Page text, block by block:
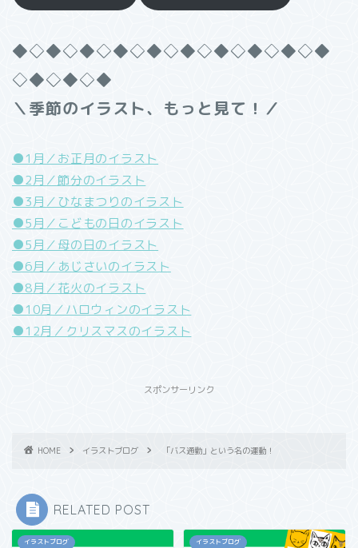
◆◇◆◇◆◇◆◇◆◇◆◇◆◇◆◇◆◇◆
◇◆◇◆◇◆
＼季節のイラスト、もっと見て！／
●1月／お正月のイラスト
●2月／節分のイラスト
●3月／ひなまつりのイラスト
●5月／こどもの日のイラスト
●5月／母の日のイラスト
●6月／あじさいのイラスト
●8月／花火のイラスト
●10月／ハロウィンのイラスト
●12月／クリスマスのイラスト
スポンサーリンク
HOME イラストブログ 「バス通勤」という名の運動！
RELATED POST
イラストブログ イラストブログ